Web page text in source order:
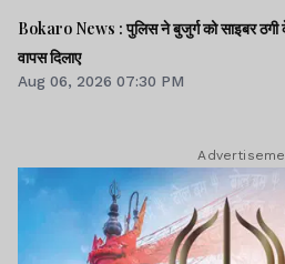
Bokaro News : पुलिस ने बुजुर्ग को साइबर
वापस दिलाए
Aug 06, 2026 07:30 PM